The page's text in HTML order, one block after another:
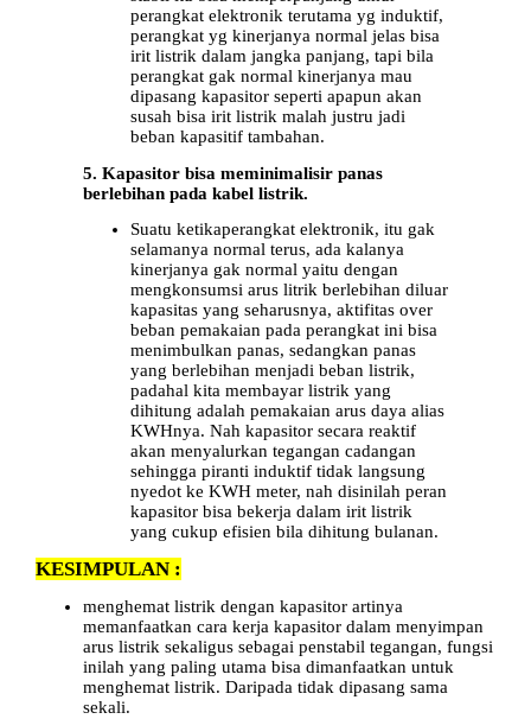
perangkat elektronik terutama yg induktif,
perangkat yg kinerjanya normal jelas bisa
irit listrik dalam jangka panjang, tapi bila
perangkat gak normal kinerjanya mau
dipasang kapasitor seperti apapun akan
susah bisa irit listrik malah justru jadi
beban kapasitif tambahan.
5. Kapasitor bisa meminimalisir panas
berlebihan pada kabel listrik.
Suatu ketikaperangkat elektronik, itu gak
selamanya normal terus, ada kalanya
kinerjanya gak normal yaitu dengan
mengkonsumsi arus litrik berlebihan diluar
kapasitas yang seharusnya, aktifitas over
beban pemakaian pada perangkat ini bisa
menimbulkan panas, sedangkan panas
yang berlebihan menjadi beban listrik,
padahal kita membayar listrik yang
dihitung adalah pemakaian arus daya alias
KWHnya. Nah kapasitor secara reaktif
akan menyalurkan tegangan cadangan
sehingga piranti induktif tidak langsung
nyedot ke KWH meter, nah disinilah peran
kapasitor bisa bekerja dalam irit listrik
yang cukup efisien bila dihitung bulanan.
KESIMPULAN :
menghemat listrik dengan kapasitor artinya
memanfaatkan cara kerja kapasitor dalam menyimpan
arus listrik sekaligus sebagai penstabil tegangan, fungsi
inilah yang paling utama bisa dimanfaatkan untuk
menghemat listrik. Daripada tidak dipasang sama
sekali.